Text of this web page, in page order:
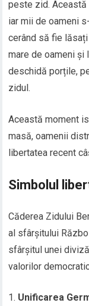
peste zid. Această
iar mii de oameni
cerând să fie
mare de oameni și
deschidă porțile,
zidul.
Această moment
masă, oamenii
libertatea recent
Simbolul
Căderea Zidului
al sfârșitului
sfârșitul unei
valorilor
Unificarea